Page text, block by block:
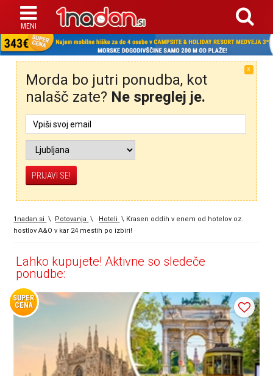
X
Morda bo jutri ponudba, kot
nalašč zate? Ne spreglej je.
1nadan.si \ Potovanja \ Hoteli \ Krasen oddih v enem od hotelov oz.
hostlov A&O v kar 24 mestih po izbiri!
Lahko kupujete! Aktivne so sledeče
ponudbe:
SUPER
CENA